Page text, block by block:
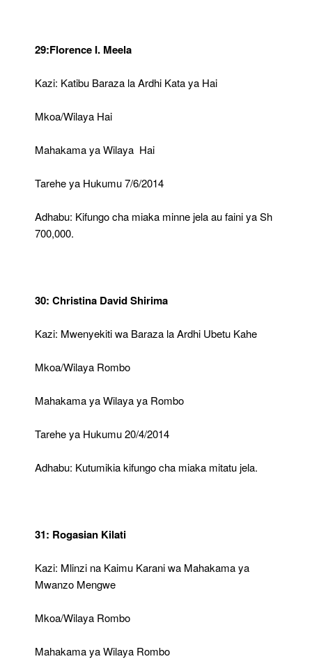
29:Florence I. Meela
Kazi: Katibu Baraza la Ardhi Kata ya Hai
Mkoa/Wilaya Hai
Mahakama ya Wilaya Hai
Tarehe ya Hukumu 7/6/2014
Adhabu: Kifungo cha miaka minne jela au faini ya Sh
700,000.
30: Christina David Shirima
Kazi: Mwenyekiti wa Baraza la Ardhi Ubetu Kahe
Mkoa/Wilaya Rombo
Mahakama ya Wilaya ya Rombo
Tarehe ya Hukumu 20/4/2014
Adhabu: Kutumikia kifungo cha miaka mitatu jela.
31: Rogasian Kilati
Kazi: Mlinzi na Kaimu Karani wa Mahakama ya
Mwanzo Mengwe
Mkoa/Wilaya Rombo
Mahakama ya Wilaya Rombo